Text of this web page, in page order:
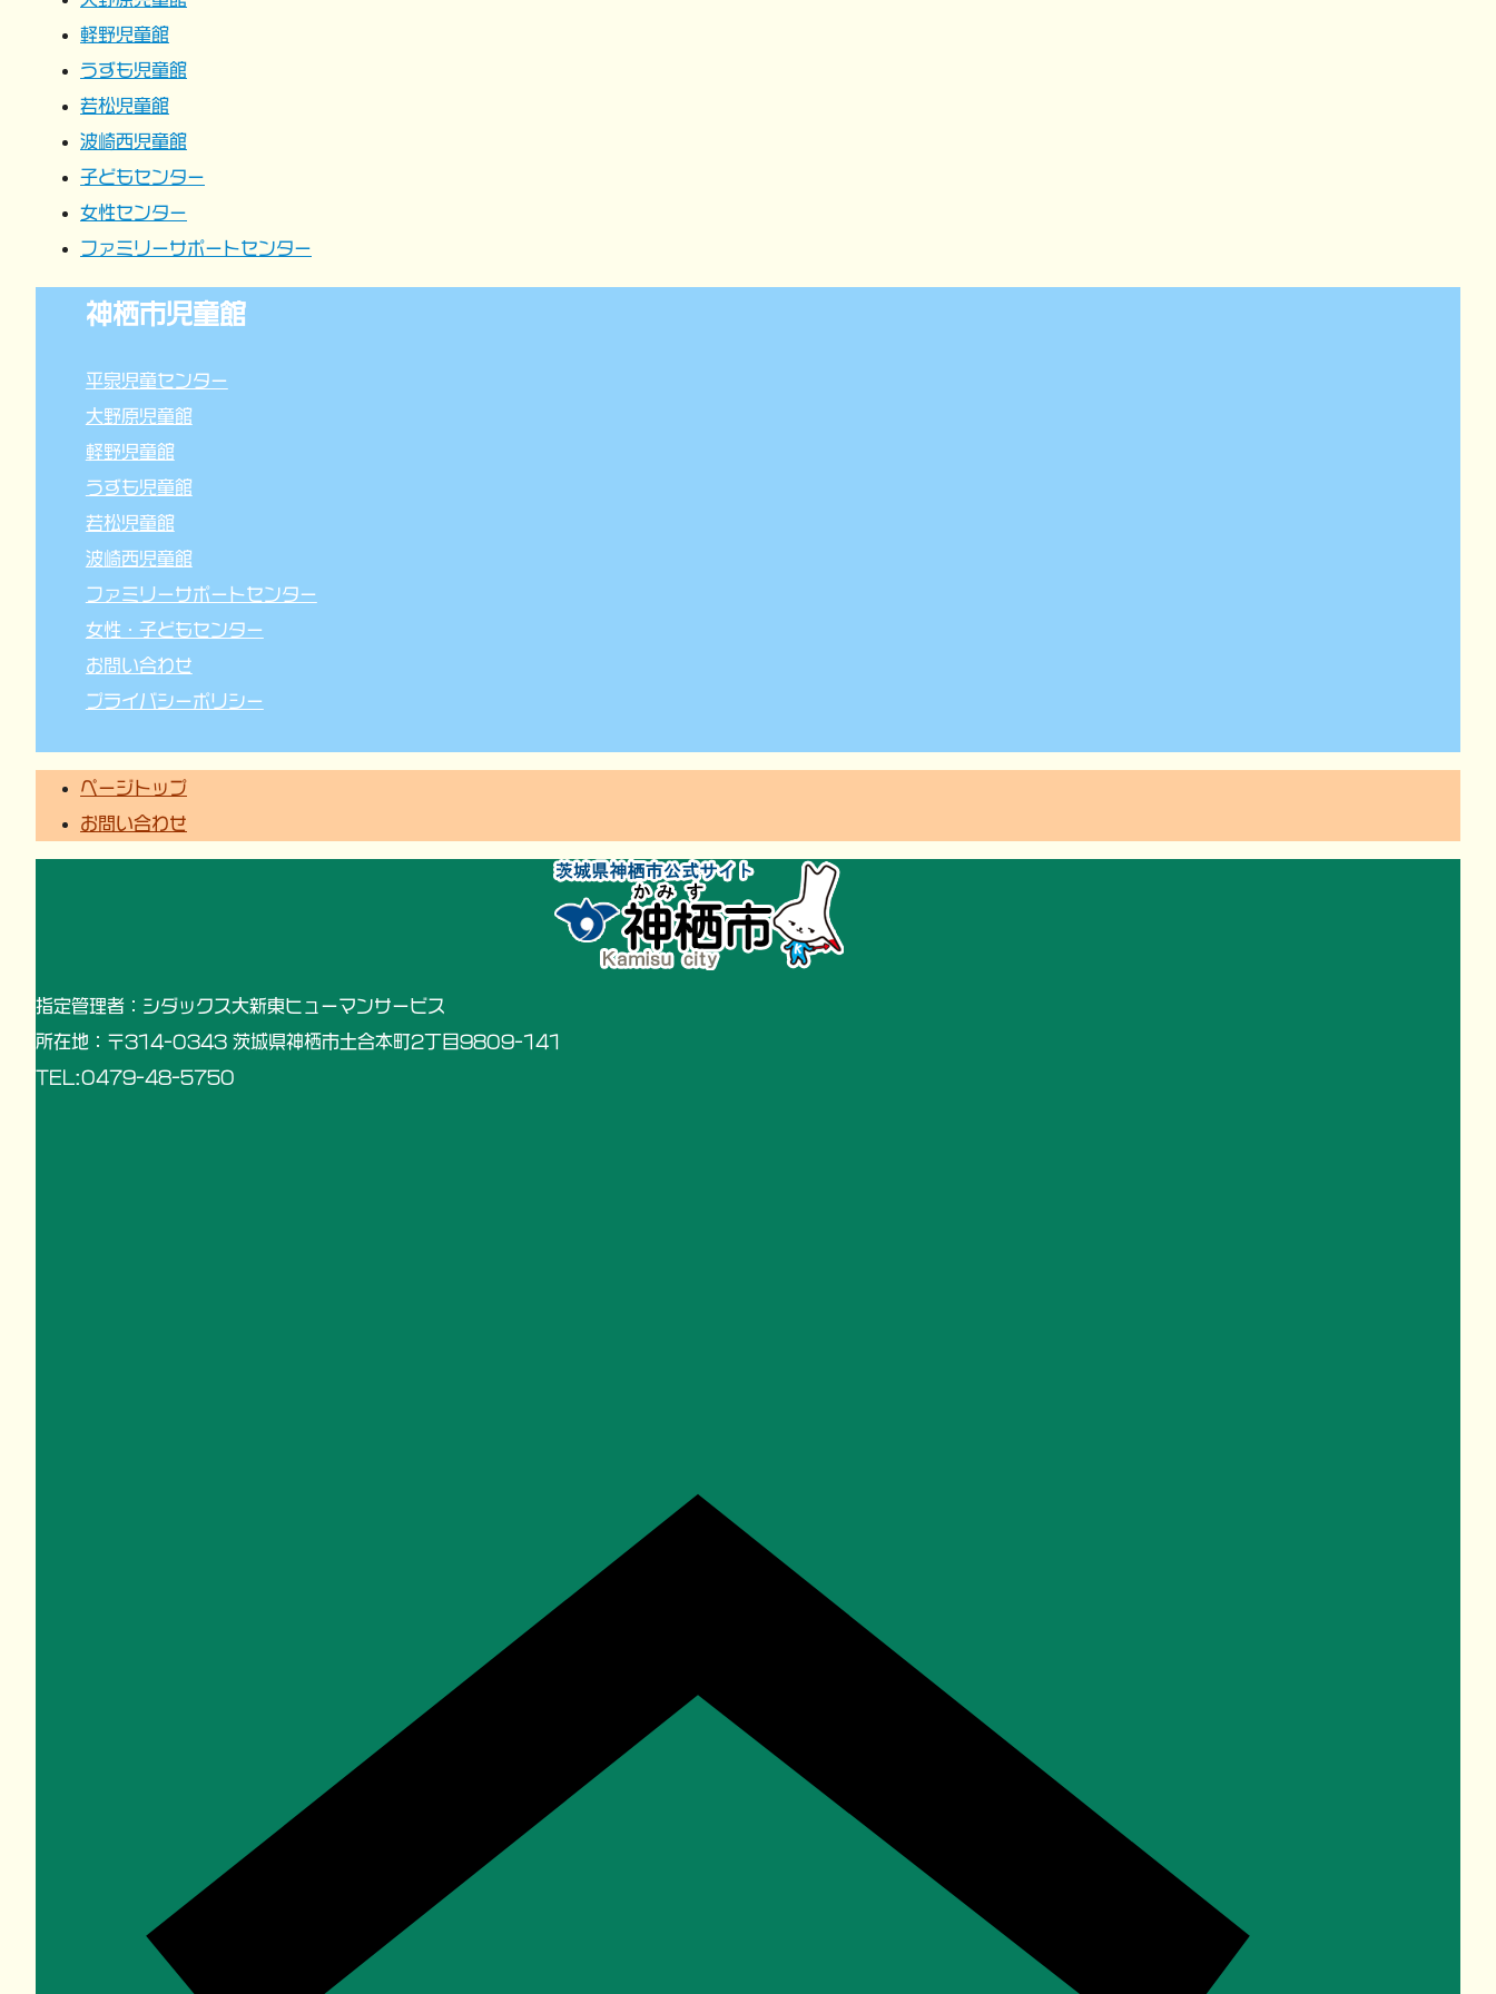
軽野児童館
うずも児童館
若松児童館
波崎西児童館
子どもセンター
女性センター
ファミリーサポートセンター
神栖市児童館
平泉児童センター
大野原児童館
軽野児童館
うずも児童館
若松児童館
波崎西児童館
ファミリーサポートセンター
女性・子どもセンター
お問い合わせ
プライバシーポリシー
ページトップ
お問い合わせ
指定管理者：シダックス大新東ヒューマンサービス
所在地：〒314-0343 茨城県神栖市土合本町2丁目9809-141
TEL:0479-48-5750